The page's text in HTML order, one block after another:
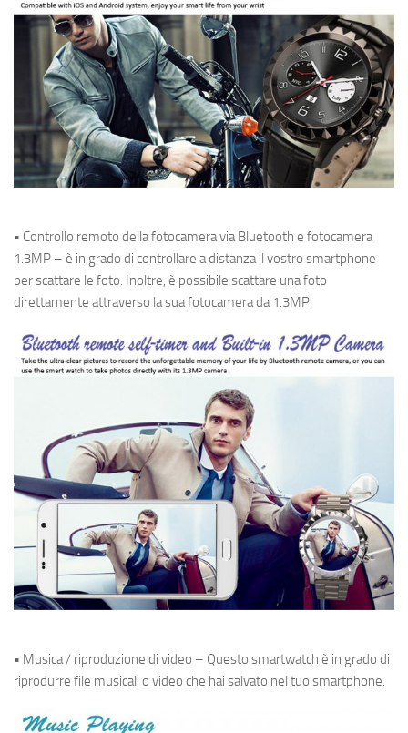
• Controllo remoto della fotocamera via Bluetooth e fotocamera
1.3MP – è in grado di controllare a distanza il vostro smartphone
per scattare le foto. Inoltre, è possibile scattare una foto
direttamente attraverso la sua fotocamera da 1.3MP.
• Musica / riproduzione di video – Questo smartwatch è in grado di
riprodurre file musicali o video che hai salvato nel tuo smartphone.